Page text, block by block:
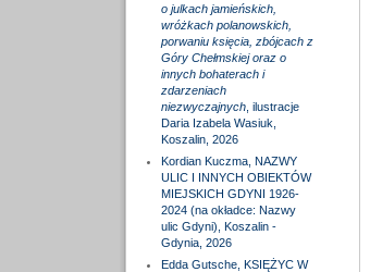
o julkach jamieńskich,
wróżkach polanowskich,
porwaniu księcia, zbójcach z
Góry Chełmskiej oraz o
innych bohaterach i
zdarzeniach
niezwyczajnych, ilustracje
Daria Izabela Wasiuk,
Koszalin, 2026
Kordian Kuczma, NAZWY
ULIC I INNYCH OBIEKTÓW
MIEJSKICH GDYNI 1926-
2024 (na okładce: Nazwy
ulic Gdyni), Koszalin -
Gdynia, 2026
Edda Gutsche, KSIĘŻYC W